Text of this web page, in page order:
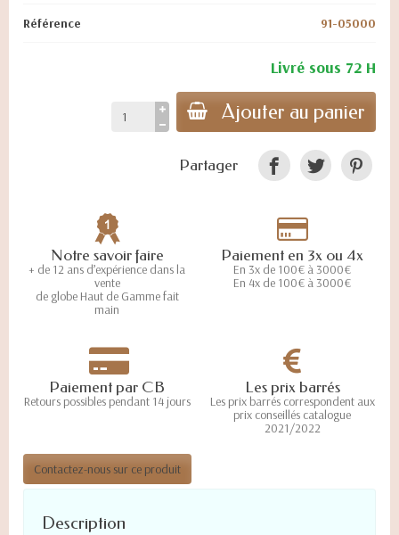
Référence 91-05000
Livré sous 72 H
Ajouter au panier
Partager
Notre savoir faire
+ de 12 ans d’expérience dans la
vente
de globe Haut de Gamme fait
main
Paiement en 3x ou 4x
En 3x de 100€ à 3000€
En 4x de 100€ à 3000€
Paiement par CB
Retours possibles pendant 14 jours
Les prix barrés
Les prix barrés correspondent aux
prix conseillés catalogue
2021/2022
Contactez-nous sur ce produit
Description